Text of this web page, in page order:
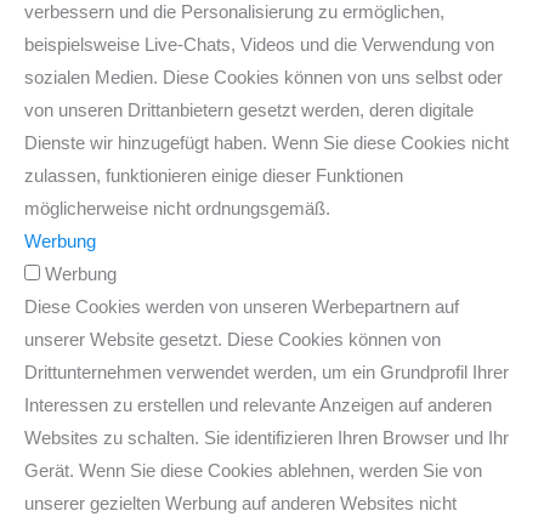
verbessern und die Personalisierung zu ermöglichen,
beispielsweise Live-Chats, Videos und die Verwendung von
sozialen Medien. Diese Cookies können von uns selbst oder
von unseren Drittanbietern gesetzt werden, deren digitale
Dienste wir hinzugefügt haben. Wenn Sie diese Cookies nicht
zulassen, funktionieren einige dieser Funktionen
möglicherweise nicht ordnungsgemäß.
Werbung
Werbung
Diese Cookies werden von unseren Werbepartnern auf
unserer Website gesetzt. Diese Cookies können von
Drittunternehmen verwendet werden, um ein Grundprofil Ihrer
Interessen zu erstellen und relevante Anzeigen auf anderen
Websites zu schalten. Sie identifizieren Ihren Browser und Ihr
Gerät. Wenn Sie diese Cookies ablehnen, werden Sie von
unserer gezielten Werbung auf anderen Websites nicht